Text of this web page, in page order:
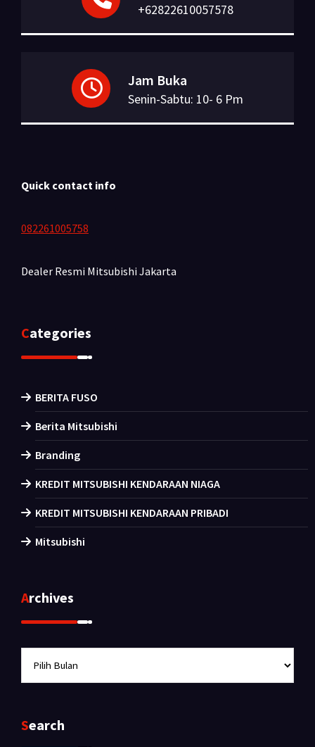
+62822610057578
Jam Buka
Senin-Sabtu: 10- 6 Pm
Quick contact info
082261005758
Dealer Resmi Mitsubishi Jakarta
Categories
BERITA FUSO
Berita Mitsubishi
Branding
KREDIT MITSUBISHI KENDARAAN NIAGA
KREDIT MITSUBISHI KENDARAAN PRIBADI
Mitsubishi
Archives
Search